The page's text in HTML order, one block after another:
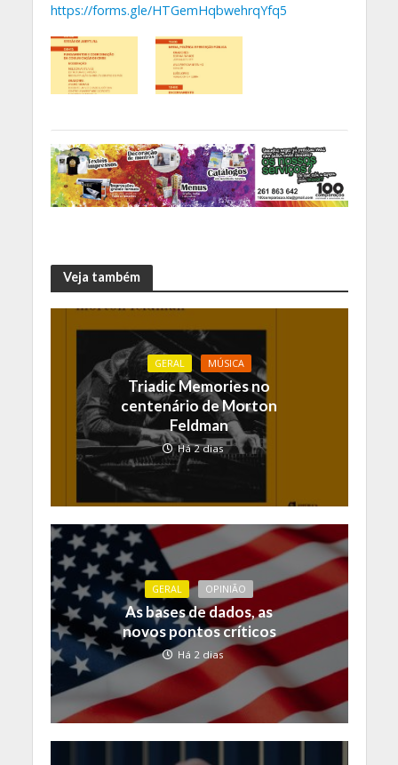
https://forms.gle/HTGemHqbwehrqYfq5
Veja também
GERAL MÚSICA
Triadic Memories no
centenário de Morton
Feldman
Há 2 dias
GERAL OPINIÃO
As bases de dados, as
novos pontos críticos
Há 2 dias